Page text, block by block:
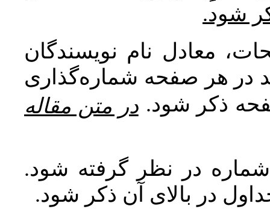
شود.
معادل نام نویسندگان
در هر صفحه شماره‌گذاری
ذکر شود. در متن مقاله
در نظر گرفته شود.
در بالای آن ذکر شود.